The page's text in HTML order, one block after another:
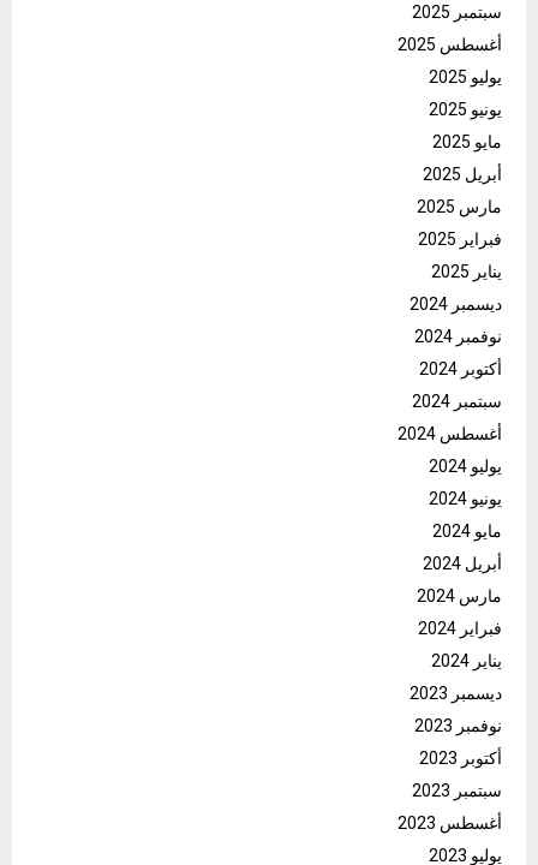
سبتمبر 2025
أغسطس 2025
يوليو 2025
يونيو 2025
مايو 2025
أبريل 2025
مارس 2025
فبراير 2025
يناير 2025
ديسمبر 2024
نوفمبر 2024
أكتوبر 2024
سبتمبر 2024
أغسطس 2024
يوليو 2024
يونيو 2024
مايو 2024
أبريل 2024
مارس 2024
فبراير 2024
يناير 2024
ديسمبر 2023
نوفمبر 2023
أكتوبر 2023
سبتمبر 2023
أغسطس 2023
يوليو 2023